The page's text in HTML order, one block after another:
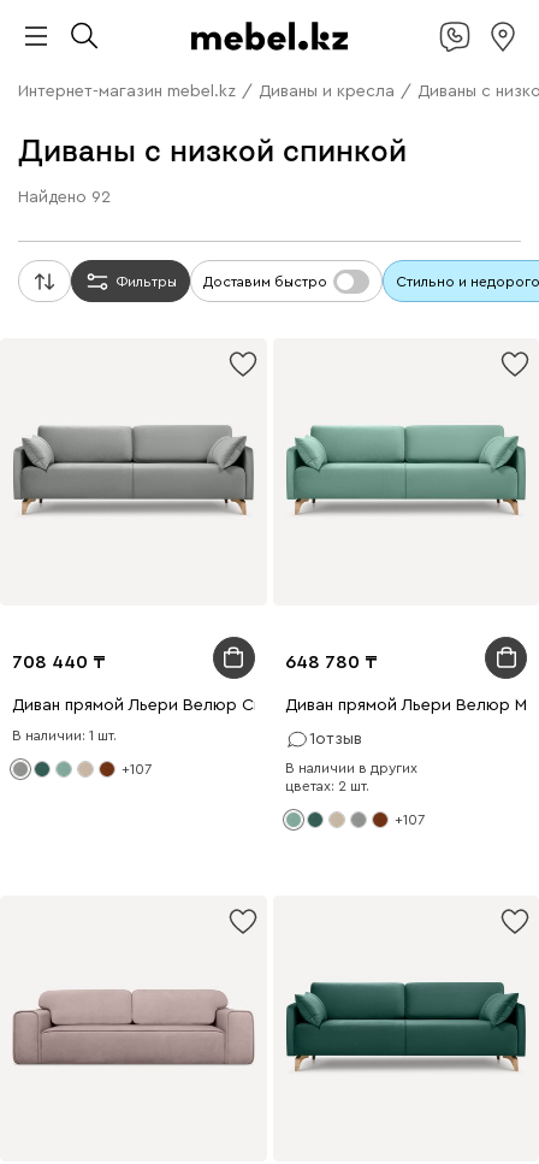
Интернет-магазин mebel.kz / Диваны и кресла / Диваны с
Диваны с низкой спинкой
Найдено 92
Фильтры Доставим быстро Стильно и недорого
708 440
Диван прямой Льери Велюр Светло-серый
В наличии: 1 шт.
+107
648 780
Диван прямой Льери Велюр
1отзыв
В наличии в других
цветах: 2 шт.
+107